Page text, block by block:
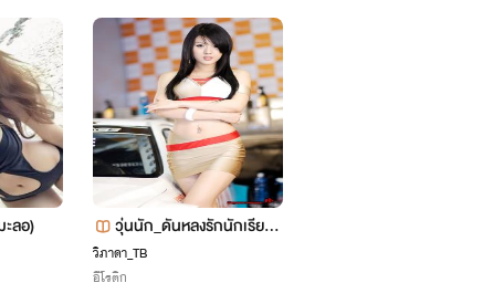
ลอ)
วุ่นนัก_ดันหลงรักนักเรียน
NC 20+
วิภาดา_TB
อีโรติก